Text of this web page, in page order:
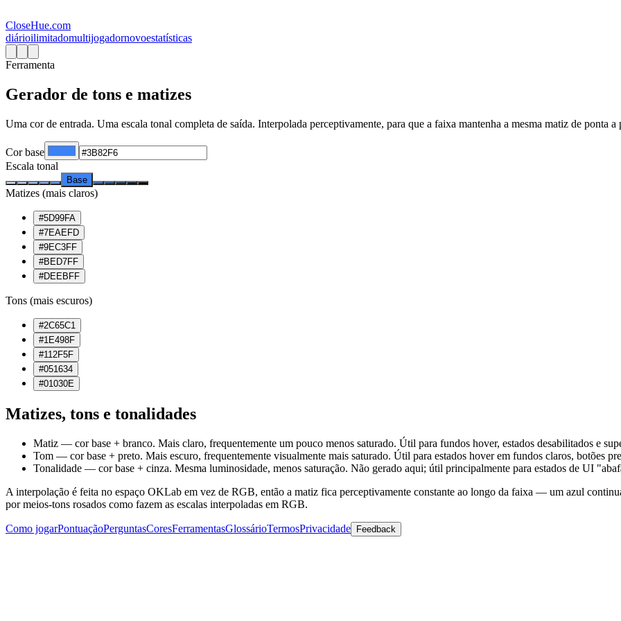
CloseHue.com
diárioilimitadomultijogadornovoestatísticas
Ferramenta
Gerador de tons e matizes
Uma cor de entrada. Uma escala tonal completa de saída. Interpolada perceptivamente, para que a faixa mantenha a mesma matiz de ponta a
Cor base
Escala tonal
Base
Matizes (mais claros)
#5D99FA
#7EAEFD
#9EC3FF
#BED7FF
#DEEBFF
Tons (mais escuros)
#2C65C1
#1E498F
#112F5F
#051634
#01030E
Matizes, tons e tonalidades
Matiz — cor base + branco. Mais claro, frequentemente um pouco menos saturado. Útil para fundos hover, estados desabilitados e
Tom — cor base + preto. Mais escuro, frequentemente visualmente mais saturado. Útil para estados hover em fundos claros, botões
Tonalidade — cor base + cinza. Mesma luminosidade, menos saturação. Não gerado aqui; útil principalmente para estados de UI
A interpolação é feita no espaço OKLab em vez de RGB, então a matiz fica perceptivamente constante ao longo da faixa — um azul
por meios-tons rosados como fazem as escalas interpoladas em RGB.
Como jogarPontuaçãoPerguntasCoresFerramentasGlossárioTermosPrivacidade Feedback